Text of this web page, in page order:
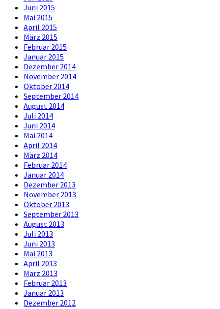
Juni 2015
Mai 2015
April 2015
März 2015
Februar 2015
Januar 2015
Dezember 2014
November 2014
Oktober 2014
September 2014
August 2014
Juli 2014
Juni 2014
Mai 2014
April 2014
März 2014
Februar 2014
Januar 2014
Dezember 2013
November 2013
Oktober 2013
September 2013
August 2013
Juli 2013
Juni 2013
Mai 2013
April 2013
März 2013
Februar 2013
Januar 2013
Dezember 2012